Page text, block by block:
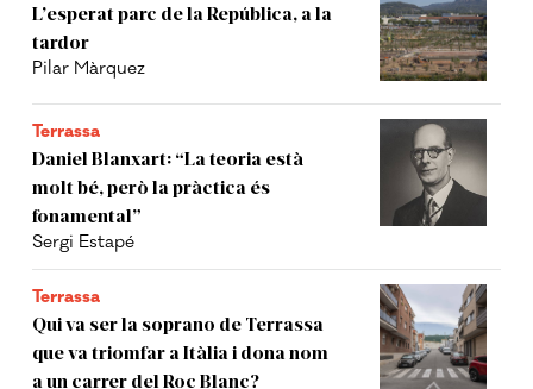
L’esperat parc de la República, a la
tardor
Pilar Màrquez
Terrassa
Daniel Blanxart: “La teoria està
molt bé, però la pràctica és
fonamental”
Sergi Estapé
Terrassa
Qui va ser la soprano de Terrassa
que va triomfar a Itàlia i dona nom
a un carrer del Roc Blanc?